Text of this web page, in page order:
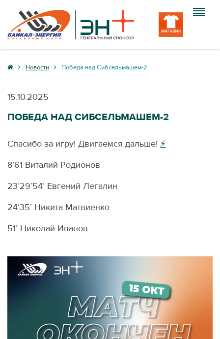
Клуб Новости Победа над Сибсельмашем-2
15.10.2025
ПОБЕДА НАД СИБСЕЛЬМАШЕМ-2
Спасибо за игру! Двигаемся дальше! ⚡️
8’61 Виталий Родионов
23’29’54’ Евгений Легалин
24’35’ Никита Матвиенко
51’ Николай Иванов